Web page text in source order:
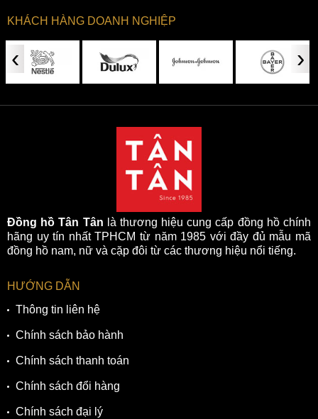
KHÁCH HÀNG DOANH NGHIỆP
‹ ›
Đồng hồ Tân Tân là thương hiệu cung cấp đồng hồ chính
hãng uy tín nhất TPHCM từ năm 1985 với đầy đủ mẫu mã
đồng hồ nam, nữ và cặp đôi từ các thương hiệu nổi tiếng.
HƯỚNG DẪN
Thông tin liên hệ
Chính sách bảo hành
Chính sách thanh toán
Chính sách đổi hàng
Chính sách đại lý